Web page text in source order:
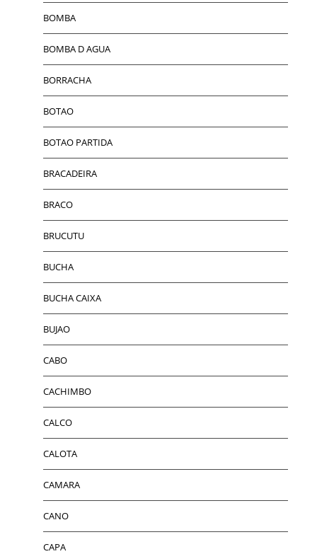
BOMBA
BOMBA D AGUA
BORRACHA
BOTAO
BOTAO PARTIDA
BRACADEIRA
BRACO
BRUCUTU
BUCHA
BUCHA CAIXA
BUJAO
CABO
CACHIMBO
CALCO
CALOTA
CAMARA
CANO
CAPA